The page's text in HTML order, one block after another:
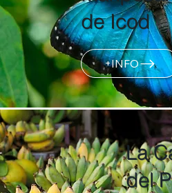
de Icod
+INFO
La
del